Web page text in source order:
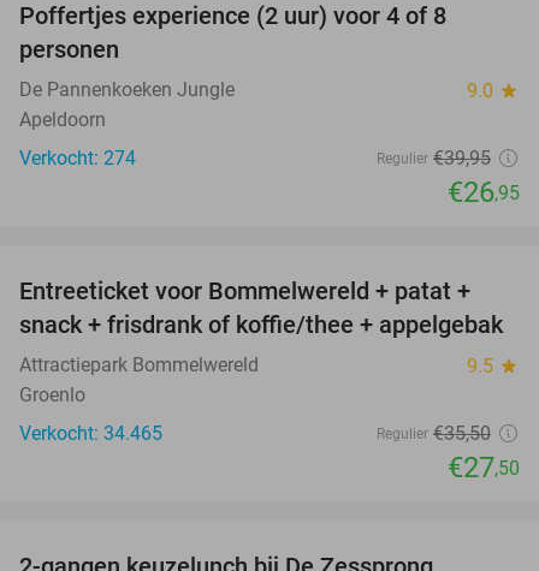
Poffertjes experience (2 uur) voor 4 of 8
personen
De Pannenkoeken Jungle 9.0 star
Apeldoorn
Verkocht: 274
Regulier €39,95
€26,95
23%
Entreeticket voor Bommelwereld + patat +
snack + frisdrank of koffie/thee + appelgebak
Attractiepark Bommelwereld 9.5 star
Groenlo
Verkocht: 34.465
Regulier €35,50
€27,50